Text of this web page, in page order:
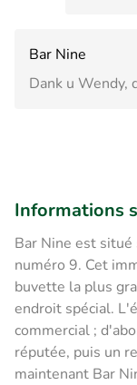
Bar Nine
Dank u Wendy,
Informations
Bar Nine est situé
numéro 9. Cet
buvette la plus
endroit spécial.
commercial ;
réputée, puis un
maintenant Bar